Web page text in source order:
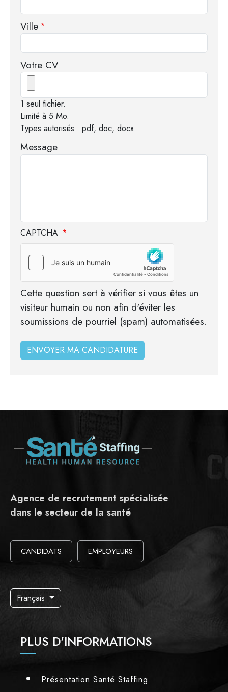
Ville
Votre CV
1 seul fichier.
Limité à 5 Mo.
Types autorisés : pdf, doc, docx.
Message
CAPTCHA
Cette question sert à vérifier si vous êtes un
visiteur humain ou non afin d'éviter les
soumissions de pourriel (spam) automatisées.
Agence de recrutement spécialisée
dans le secteur de la santé
CANDIDATS EMPLOYEURS
Français
PLUS D'INFORMATIONS
Présentation Santé Staffing